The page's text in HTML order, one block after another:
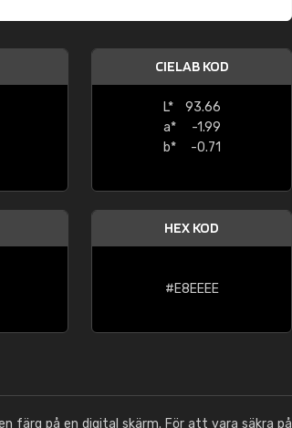
CIELAB KOD
L*
93.66
a*
-1.99
b*
-0.71
HEX KOD
#E8EEEE
färg på en digital skärm. För att vara säkra på
Windows
"Great product and speedy delivery"